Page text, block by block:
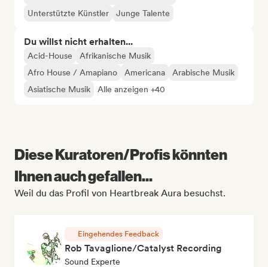
Unterstützte Künstler
Junge Talente
Du willst nicht erhalten...
Acid-House
Afrikanische Musik
Afro House / Amapiano
Americana
Arabische Musik
Asiatische Musik
Alle anzeigen +40
Diese Kuratoren/Profis könnten
Ihnen auch gefallen...
Weil du das Profil von Heartbreak Aura besuchst.
Eingehendes Feedback
Rob Tavaglione/Catalyst Recording
Sound Experte